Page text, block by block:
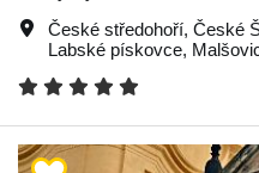
České středohoří, České
Labské pískovce,